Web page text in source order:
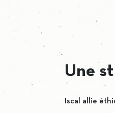
Une
Iscal allie